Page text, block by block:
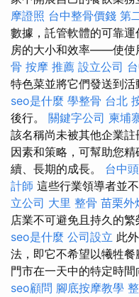
摩證照 台中整骨價錢 第
數據，託管軟體的可靠
房的大小和效率——使使
骨 按摩 推薦 設立公司
特色菜並將它們發送到
seo是什麼 學整骨 台北
後行。 關鍵字公司 柬埔
該名稱尚未被其他企業
因素和策略，可幫助您
續、長期的成長。 台中
計師 這些行業領導者並
立公司 大里 整骨 苗栗外
店業不可避免且持久的繁
seo是什麼 公司設立 此
法，即它不希望以犧牲
門市在一天中的特定時間
seo顧問 腳底按摩教學